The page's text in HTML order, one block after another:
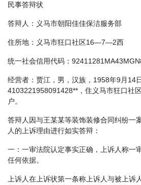
民事答辩状
答辩人：义马市朝阳佳佳保洁服务部
住所地：义马市狂口社区16—7—2西
统一社会信用代码：
经营者：贾江，男，汉族，1958年9月14
4103221958091428**，住义马市狂口社
户。
答辩人因与王某某等装饰装修合同纠纷一
人的上诉理由进行如实答辩：
一：一审法院认定事实正确，上诉人称一
任何依据。
上诉人在上诉状第一条称上诉人与被上诉